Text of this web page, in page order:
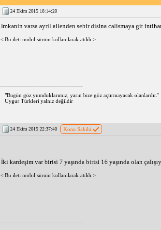
24 Ekim 2015 18:14:20
Imkanin varsa ayril ailenden sehir disina calismaya git
< Bu ileti mobil sürüm kullanılarak atıldı >
"Bugün göz yumduklarımız, yarın bize göz açtırmayacak olanlardır."
Uygur Türkleri yalnız değildir
24 Ekim 2015 22:37:40 Konu Sahibi
İki kardeşim var birisi 7 yaşında birisi 16 yaşında olan
< Bu ileti mobil sürüm kullanılarak atıldı >